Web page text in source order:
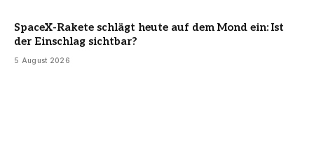
SpaceX-Rakete schlägt heute auf dem Mond ein: Ist
der Einschlag sichtbar?
5 August 2026